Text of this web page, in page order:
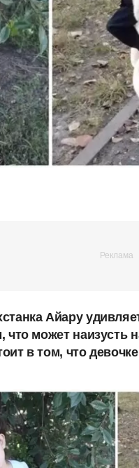
Айару
что может наизусть
в том, что